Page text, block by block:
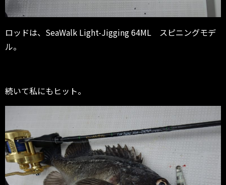
ロッドは、SeaWalk Light-Jigging 64ML スピニングモデ
ル。
続いて私にもヒット。